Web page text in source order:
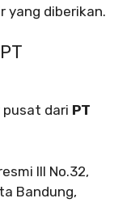
yang diberikan.
dari PT
III No.32,
Bandung,